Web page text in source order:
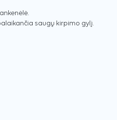
saugų kirpimo gylį.